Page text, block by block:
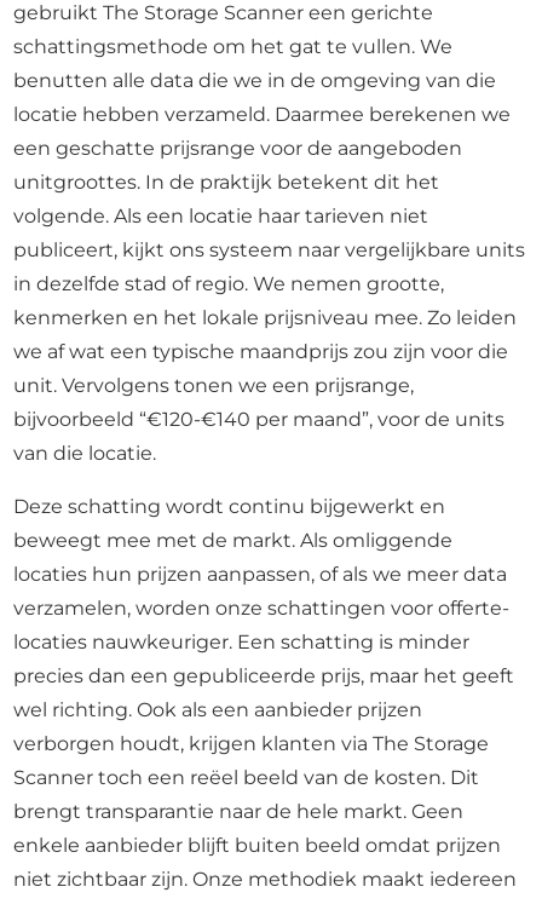
gebruikt The Storage Scanner een gerichte
schattingsmethode om het gat te vullen. We
benutten alle data die we in de omgeving van die
locatie hebben verzameld. Daarmee berekenen we
een geschatte prijsrange voor de aangeboden
unitgroottes. In de praktijk betekent dit het
volgende. Als een locatie haar tarieven niet
publiceert, kijkt ons systeem naar vergelijkbare units
in dezelfde stad of regio. We nemen grootte,
kenmerken en het lokale prijsniveau mee. Zo leiden
we af wat een typische maandprijs zou zijn voor die
unit. Vervolgens tonen we een prijsrange,
bijvoorbeeld “€120-€140 per maand”, voor de units
van die locatie.
Deze schatting wordt continu bijgewerkt en
beweegt mee met de markt. Als omliggende
locaties hun prijzen aanpassen, of als we meer data
verzamelen, worden onze schattingen voor offerte-
locaties nauwkeuriger. Een schatting is minder
precies dan een gepubliceerde prijs, maar het geeft
wel richting. Ook als een aanbieder prijzen
verborgen houdt, krijgen klanten via The Storage
Scanner toch een reëel beeld van de kosten. Dit
brengt transparantie naar de hele markt. Geen
enkele aanbieder blijft buiten beeld omdat prijzen
niet zichtbaar zijn. Onze methodiek maakt iedereen